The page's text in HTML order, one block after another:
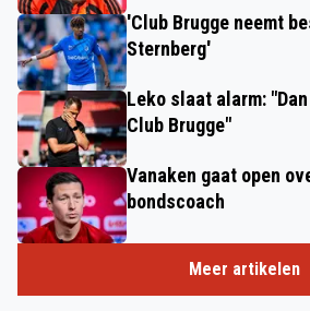
'Club Brugge neemt
Sternberg'
Leko slaat alarm:
Club Brugge"
Vanaken gaat open
bondscoach
Meer artikelen